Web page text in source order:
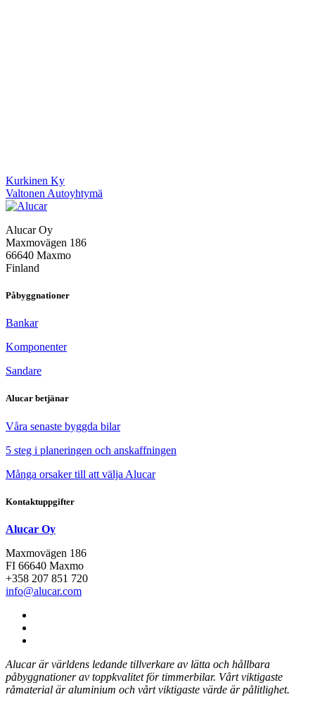
Inläggsnavigering
Kurkinen Ky
Valtonen Autoyhtymä
Alucar Oy
Maxmovägen 186
66640 Maxmo
Finland
Påbyggnationer
Bankar
Komponenter
Sandare
Alucar betjänar
Våra senaste byggda bilar
5 steg i planeringen och anskaffningen
Många orsaker till att välja Alucar
Kontaktuppgifter
Alucar Oy
Maxmovägen 186
FI 66640 Maxmo
+358 207 851 720
info@alucar.com
Alucar är världens ledande tillverkare av lätta och hållbara
påbyggnationer av toppkvalitet för timmerbilar. Vårt viktigaste
råmaterial är aluminium och vårt viktigaste värde är pålitlighet.